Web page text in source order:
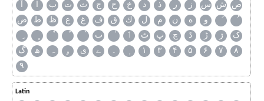
آ ا ب ت ث ج ح خ د ذ ر ز س ش ص
ض
ط ظ ع غ ف ق ك ل م ن ه
و
ٮ
ٲ ٹ پ چ ڈ ڑ ژ
ک
گ
ھ ہ ۄ ی ے ۔ ۱ ۳ ۴ ۵ ۶ ۷
۸
۹
Latin